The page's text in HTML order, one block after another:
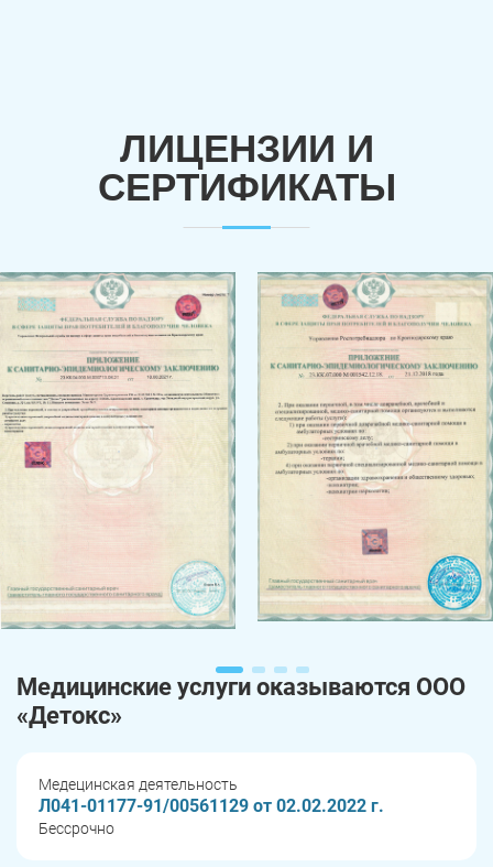
ЛИЦЕНЗИИ И
СЕРТИФИКАТЫ
Медицинские услуги оказываются ООО
«Детокс»
Медецинская деятельность
Л041-01177-91/00561129 от 02.02.2022 г.
Бессрочно